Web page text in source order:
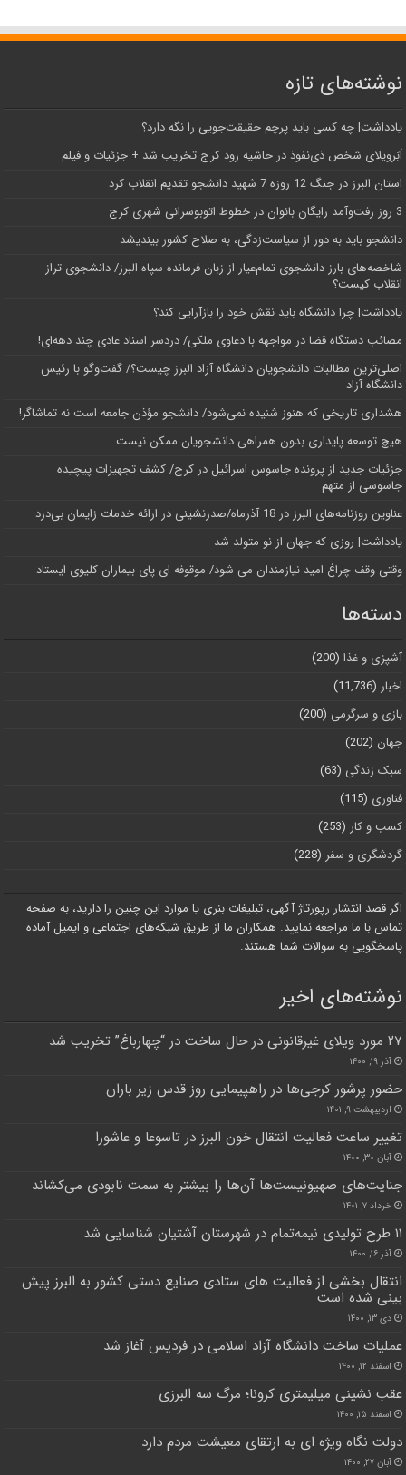
نوشته‌های تازه
یادداشت| ‌چه کسی باید پرچم حقیقت‌جویی را نگه دارد؟
اَبَر‌ویلای شخص ذی‌نفوذ در حاشیه‌ رود کرج تخریب شد + جزئیات و فیلم
استان البرز در جنگ 12 روزه 7 شهید دانشجو تقدیم انقلاب کرد
3 روز رفت‌وآمد رایگان بانوان در خطوط اتوبوسرانی شهری کرج
دانشجو باید به دور از سیاست‌زدگی، به صلاح کشور بیندیشد
شاخصه‌های بارز دانشجوی تمام‌عیار از زبان فرمانده سپاه البرز/ دانشجوی تراز
انقلاب کیست؟
یادداشت| چرا دانشگاه باید نقش خود را بازآرایی کند؟
مصائب دستگاه قضا در مواجهه با دعاوی ملکی/ دردسر اسناد عادی چند‌ دهه‌ای!
اصلی‌ترین مطالبات دانشجویان دانشگاه آزاد البرز چیست؟/ گفت‌وگو با رئیس
دانشگاه آز‌اد
هشداری تاریخی که هنوز شنیده نمی‌شود/ دانشجو مؤذن جامعه است نه تماشاگر!
هیچ توسعه پایداری بدون همراهی دانشجویان ممکن نیست
جزئیات جدید از پرونده جاسوس اسرائیل در کرج/‌ کشف تجهیزات پیچیده
جاسوسی از متهم
عناوین روزنامه‌های البرز در ‌18 آذرماه/صدرنشینی در ارائه خدمات زایمان بی‌درد
یادداشت| روزی که جهان از نو متولد شد
وقتی وقف چراغ امید نیازمندان می شود/ موقوفه ای پای بیماران کلیوی ایستاد
دسته‌ها
آشپزی و غذا (200)
اخبار (11,736)
بازی و سرگرمی (200)
جهان (202)
سبک زندگی (63)
فناوری (115)
کسب و کار (253)
گردشگری و سفر (228)
اگر قصد انتشار رپورتاژ آگهی، تبلیغات بنری یا موارد این چنین را دارید، به صفحه
تماس با ما مراجعه نمایید. همکاران ما از طریق شبکه‌های اجتماعی و ایمیل آماده
پاسخگویی به سوالات شما هستند.
نوشته‌های اخیر
۲۷ مورد ویلای غیرقانونی در حال ساخت در “چهارباغ” تخریب شد
آذر ۱۹, ۱۴۰۰
حضور پرشور کرجی‌ها در راهپیمایی روز قدس زیر باران
اردیبهشت ۹, ۱۴۰۱
تغییر ساعت فعالیت انتقال خون البرز در تاسوعا و عاشورا
آبان ۳۰, ۱۴۰۰
جنایت‌های صهیونیست‌ها آن‌ها را بیشتر به سمت نابودی می‌کشاند
خرداد ۷, ۱۴۰۱
۱۱ طرح تولیدی نیمه‌تمام در شهرستان آشتیان شناسایی شد
آذر ۱۶, ۱۴۰۰
انتقال بخشی از فعالیت های ستادی صنایع دستی کشور به البرز پیش
بینی شده است
دی ۱۳, ۱۴۰۰
عملیات ساخت دانشگاه آزاد اسلامی در فردیس آغاز شد
اسفند ۱۲, ۱۴۰۰
عقب نشینی میلیمتری کرونا؛ مرگ سه البرزی
اسفند ۱۵, ۱۴۰۰
دولت نگاه ویژه ای به ارتقای معیشت مردم دارد
آبان ۲۷, ۱۴۰۰